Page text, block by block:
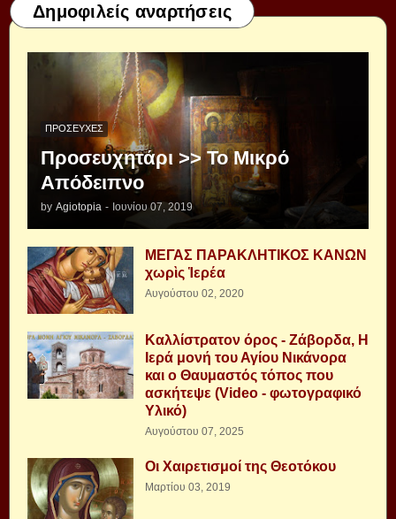
Δημοφιλείς αναρτήσεις
ΠΡΟΣΕΥΧΈΣ
Προσευχητάρι >> Το Μικρό
Απόδειπνο
by Agiotopia - Ιουνίου 07, 2019
ΜΕΓΑΣ ΠΑΡΑΚΛΗΤΙΚΟΣ ΚΑΝΩΝ
χωρὶς Ἱερέα
Αυγούστου 02, 2020
Καλλίστρατον όρος - Ζάβορδα, Η
Ιερά μονή του Αγίου Νικάνορα
και ο Θαυμαστός τόπος που
ασκήτεψε (Video - φωτογραφικό
Υλικό)
Αυγούστου 07, 2025
Οι Χαιρετισμοί της Θεοτόκου
Μαρτίου 03, 2019